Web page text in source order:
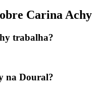
Carina Achy
trabalha?
na Doural?